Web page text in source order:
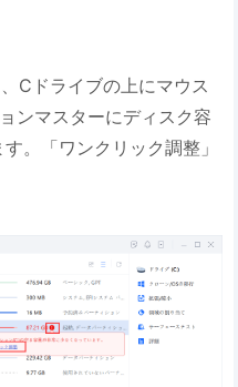
Cドライブの上にマウス
ンマスターにディスク容
。「ワンクリック調整」